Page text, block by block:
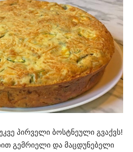
პირველი ბოსტნეული გვაქვს!
გემრიელი და მაცდუნებელი